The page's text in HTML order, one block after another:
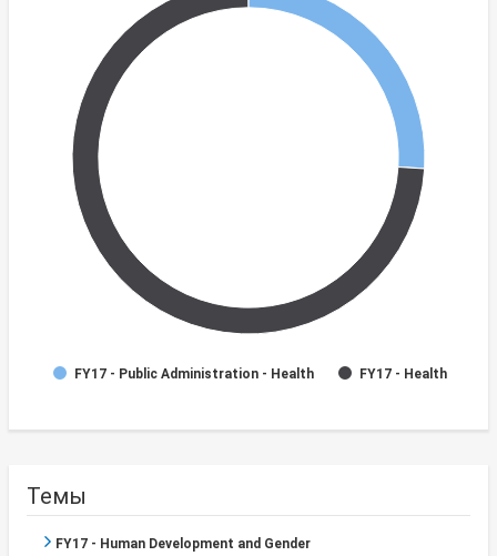
FY17 - Public Administration - Health FY17 - Health
Темы
FY17 - Human Development and Gender